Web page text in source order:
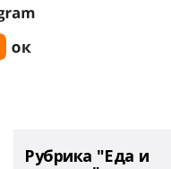
Рубрика "Еда и